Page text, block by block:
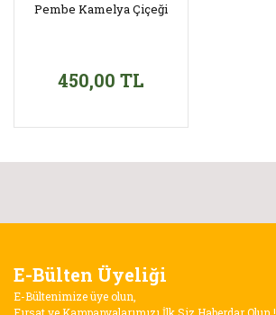
Pembe Kamelya Çiçeği
450,00 TL
E-Bülten Üyeliği
E-Bültenimize üye olun,